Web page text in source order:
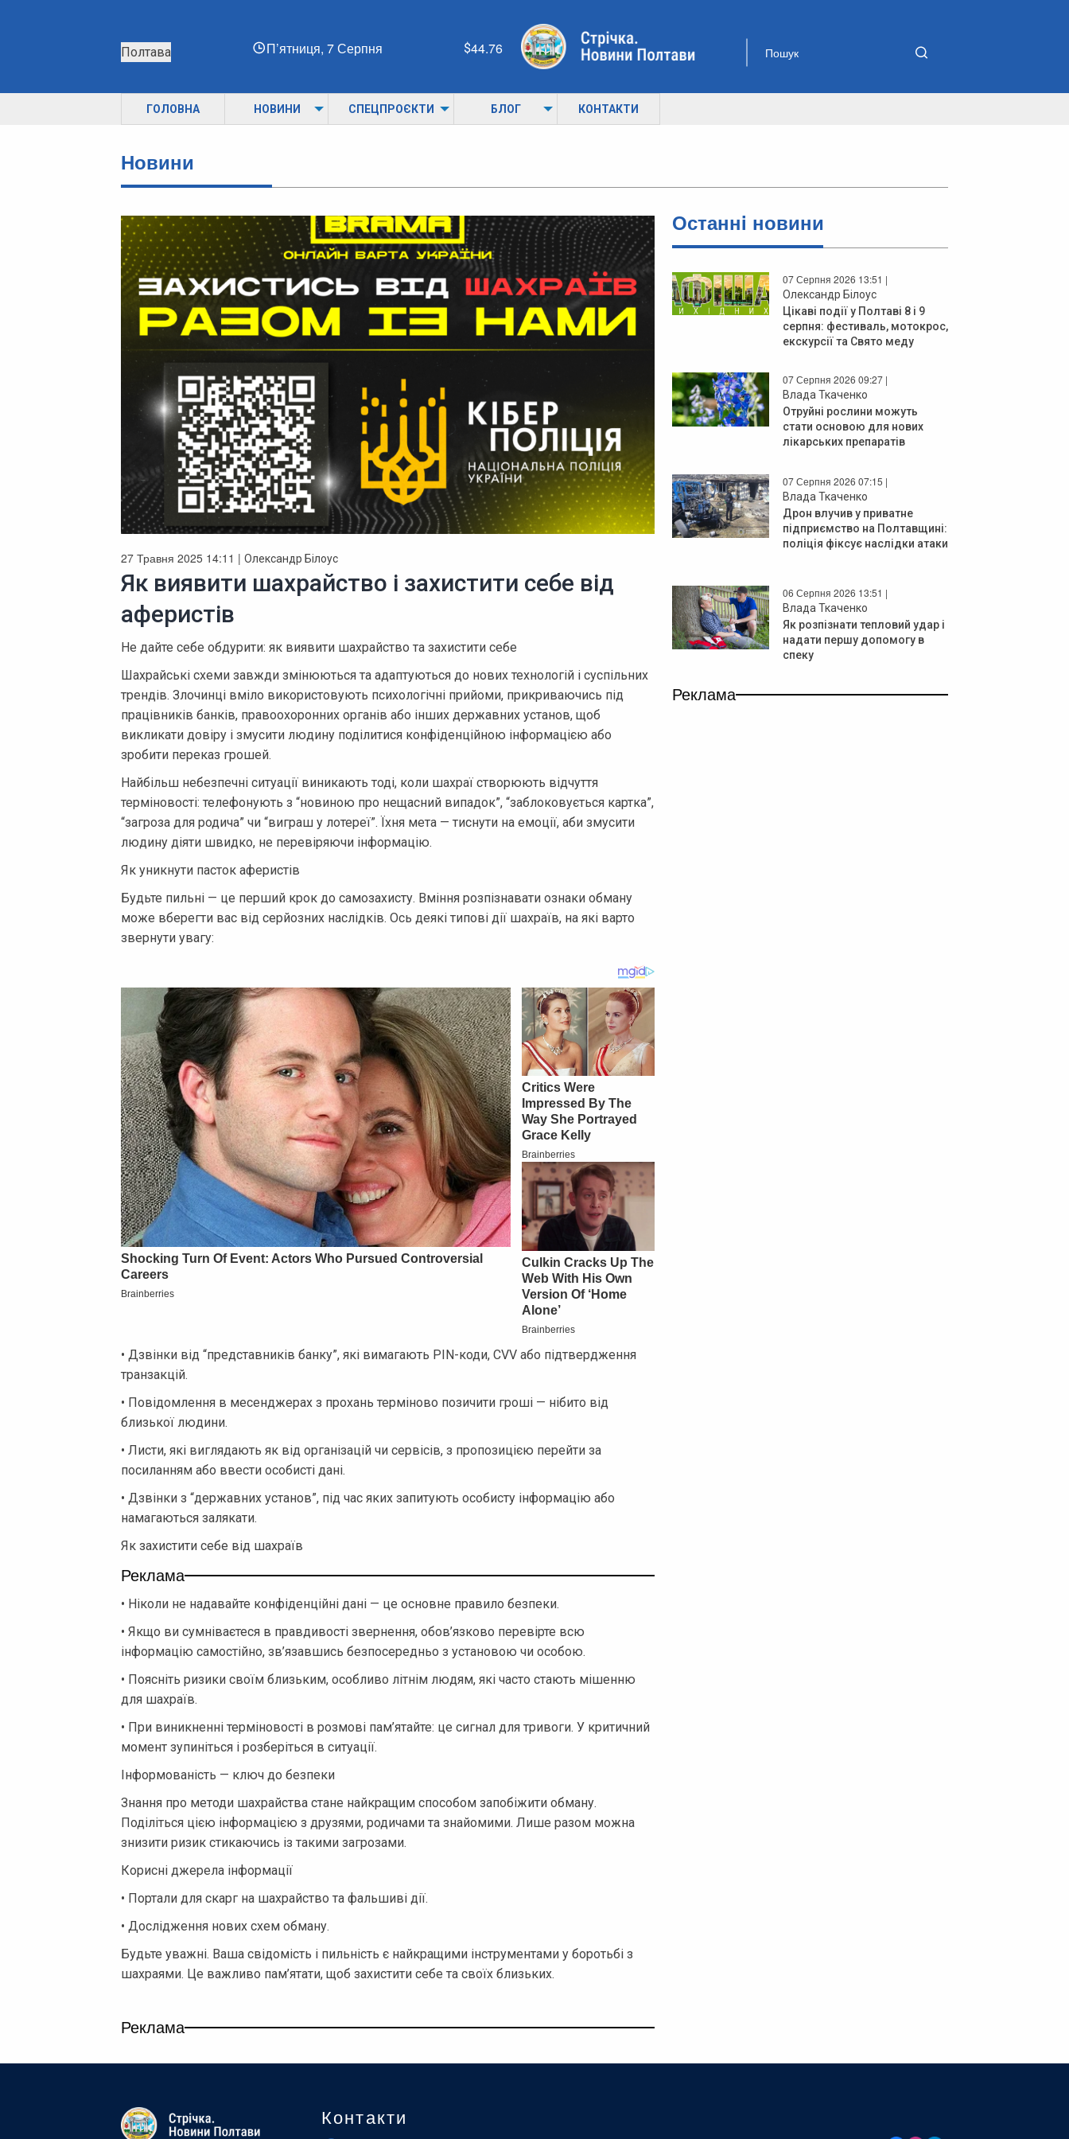
Полтава П’ятниця, 7 Серпня 44.76
ГОЛОВНА НОВИНИ СПЕЦПРОЄКТИ БЛОГ КОНТАКТИ
Новини
27 Травня 2025 14:11 | Олександр Білоус
Як виявити шахрайство і захистити себе від
аферистів
Не дайте себе обдурити: як виявити шахрайство та захистити себе
Шахрайські схеми завжди змінюються та адаптуються до нових технологій і суспільних
трендів. Злочинці вміло використовують психологічні прийоми, прикриваючись під
працівників банків, правоохоронних органів або інших державних установ, щоб
викликати довіру і змусити людину поділитися конфіденційною інформацією або
зробити переказ грошей.
Найбільш небезпечні ситуації виникають тоді, коли шахраї створюють відчуття
терміновості: телефонують з “новиною про нещасний випадок”, “заблоковується картка”,
“загроза для родича” чи “виграш у лотереї”. Їхня мета — тиснути на емоції, аби змусити
людину діяти швидко, не перевіряючи інформацію.
Як уникнути пасток аферистів
Будьте пильні — це перший крок до самозахисту. Вміння розпізнавати ознаки обману
може вберегти вас від серйозних наслідків. Ось деякі типові дії шахраїв, на які варто
звернути увагу:
• Дзвінки від “представників банку”, які вимагають PIN-коди, CVV або підтвердження
транзакцій.
• Повідомлення в месенджерах з прохань терміново позичити гроші — нібито від
близької людини.
• Листи, які виглядають як від організацій чи сервісів, з пропозицією перейти за
посиланням або ввести особисті дані.
• Дзвінки з “державних установ”, під час яких запитують особисту інформацію або
намагаються залякати.
Як захистити себе від шахраїв
Реклама
• Ніколи не надавайте конфіденційні дані — це основне правило безпеки.
• Якщо ви сумніваєтеся в правдивості звернення, обов’язково перевірте всю
інформацію самостійно, зв’язавшись безпосередньо з установою чи особою.
• Поясніть ризики своїм близьким, особливо літнім людям, які часто стають мішенню
для шахраїв.
• При виникненні терміновості в розмові пам’ятайте: це сигнал для тривоги. У критичний
момент зупиніться і розберіться в ситуації.
Інформованість — ключ до безпеки
Знання про методи шахрайства стане найкращим способом запобіжити обману.
Поділіться цією інформацією з друзями, родичами та знайомими. Лише разом можна
знизити ризик стикаючись із такими загрозами.
Корисні джерела інформації
• Портали для скарг на шахрайство та фальшиві дії.
• Дослідження нових схем обману.
Будьте уважні. Ваша свідомість і пильність є найкращими інструментами у боротьбі з
шахраями. Це важливо пам’ятати, щоб захистити себе та своїх близьких.
Реклама
Останнi новини
07 Серпня 2026 13:51 |
Олександр Білоус
Цікаві події у Полтаві 8 і 9
серпня: фестиваль, мотокрос,
екскурсії та Свято меду
07 Серпня 2026 09:27 |
Влада Ткаченко
Отруйні рослини можуть
стати основою для нових
лікарських препаратів
07 Серпня 2026 07:15 |
Влада Ткаченко
Дрон влучив у приватне
підприємство на Полтавщині:
поліція фіксує наслідки атаки
06 Серпня 2026 13:51 |
Влада Ткаченко
Як розпізнати тепловий удар і
надати першу допомогу в
спеку
Реклама
Контакти